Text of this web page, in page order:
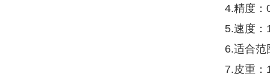
4.精度：
5.速度：
6.适合范
7.皮重：